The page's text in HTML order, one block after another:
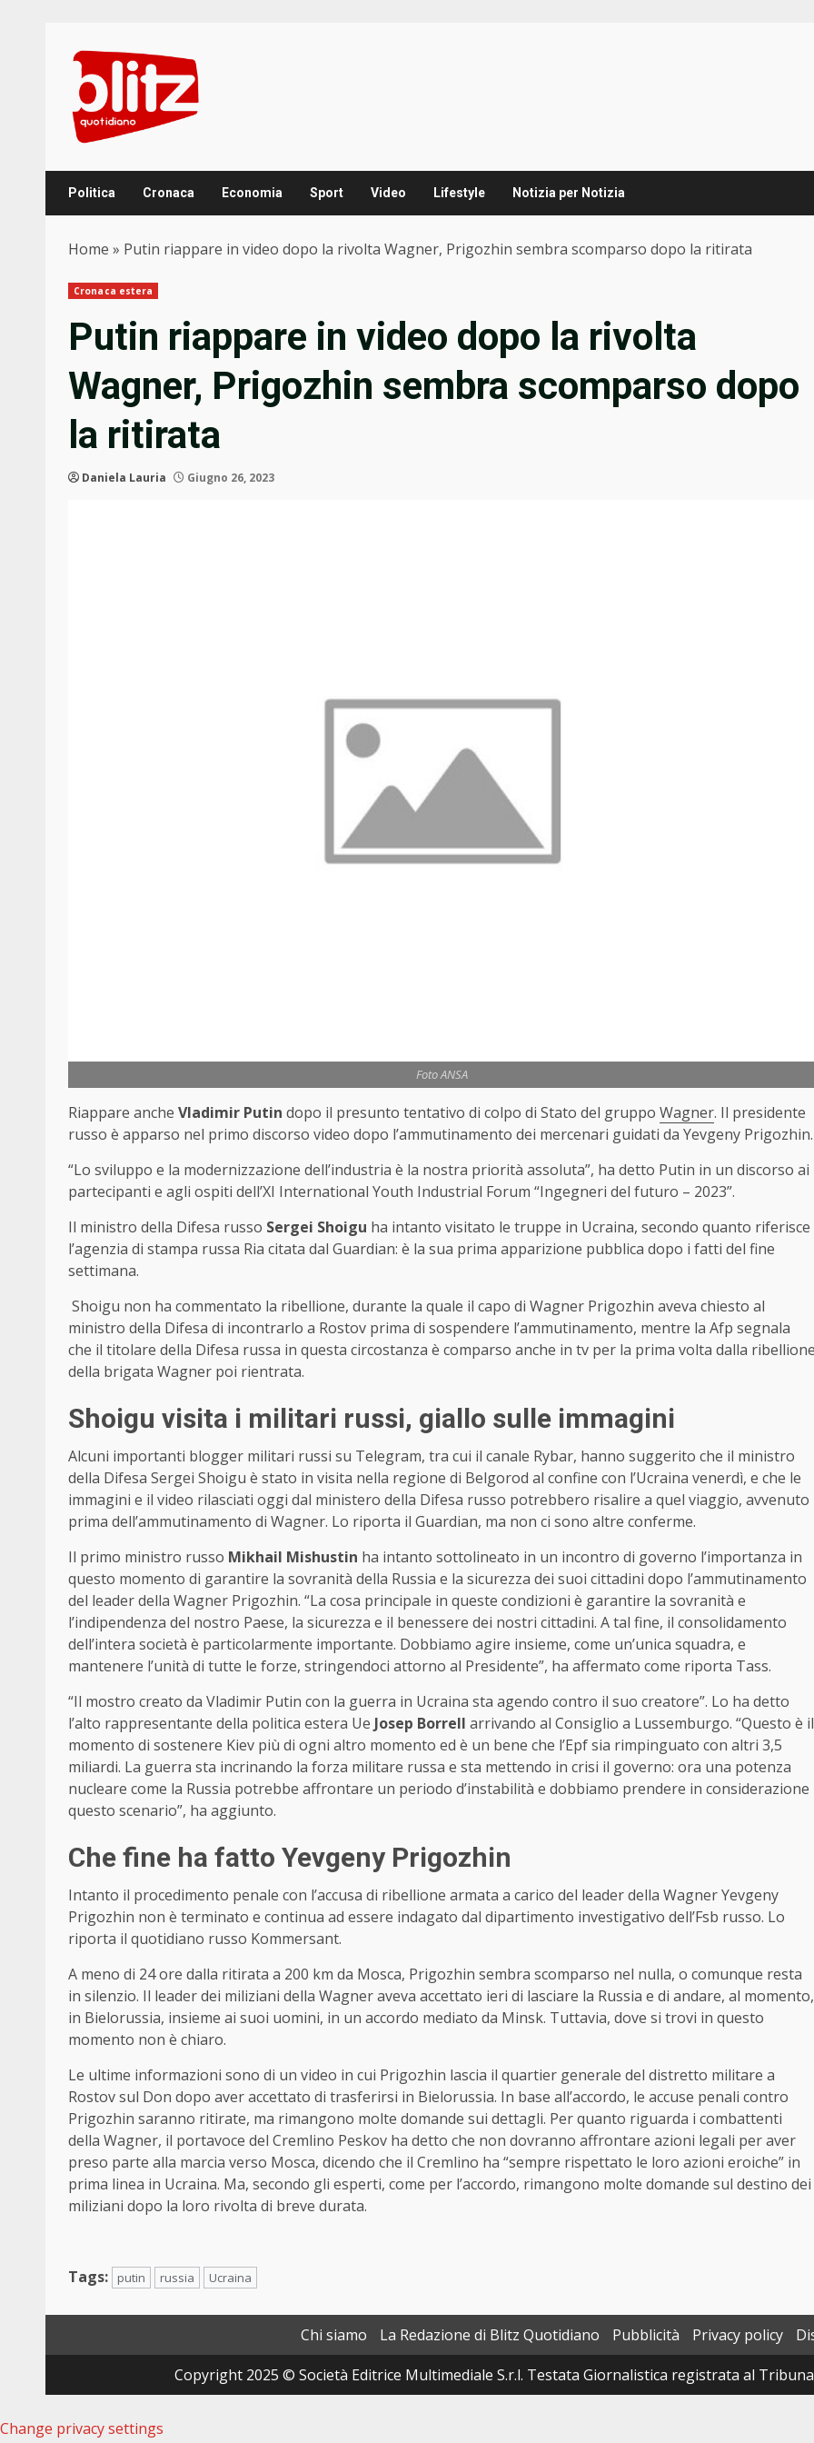
content
Politica Cronaca Economia Sport Video Lifestyle Notizia per Notizia
Home » Putin riappare in video dopo la rivolta Wagner, Prigozhin sembra scomparso dopo la ritirata
Cronaca estera
Putin riappare in video dopo la rivolta
Wagner, Prigozhin sembra scomparso dopo
la ritirata
Daniela Lauria Giugno 26, 2023
Foto ANSA
Riappare anche Vladimir Putin dopo il presunto tentativo di colpo di Stato del gruppo Wagner. Il presidente
russo è apparso nel primo discorso video dopo l’ammutinamento dei mercenari guidati da Yevgeny Prigozhin.
“Lo sviluppo e la modernizzazione dell’industria è la nostra priorità assoluta”, ha detto Putin in un discorso ai
partecipanti e agli ospiti dell’XI International Youth Industrial Forum “Ingegneri del futuro – 2023”.
Il ministro della Difesa russo Sergei Shoigu ha intanto visitato le truppe in Ucraina, secondo quanto riferisce
l’agenzia di stampa russa Ria citata dal Guardian: è la sua prima apparizione pubblica dopo i fatti del fine
settimana.
Shoigu non ha commentato la ribellione, durante la quale il capo di Wagner Prigozhin aveva chiesto al
ministro della Difesa di incontrarlo a Rostov prima di sospendere l’ammutinamento, mentre la Afp segnala
che il titolare della Difesa russa in questa circostanza è comparso anche in tv per la prima volta dalla
della brigata Wagner poi rientrata.
Shoigu visita i militari russi, giallo sulle immagini
Alcuni importanti blogger militari russi su Telegram, tra cui il canale Rybar, hanno suggerito che il ministro
della Difesa Sergei Shoigu è stato in visita nella regione di Belgorod al confine con l’Ucraina venerdì, e che le
immagini e il video rilasciati oggi dal ministero della Difesa russo potrebbero risalire a quel viaggio, avvenuto
prima dell’ammutinamento di Wagner. Lo riporta il Guardian, ma non ci sono altre conferme.
Il primo ministro russo Mikhail Mishustin ha intanto sottolineato in un incontro di governo l’importanza in
questo momento di garantire la sovranità della Russia e la sicurezza dei suoi cittadini dopo l’ammutinamento
del leader della Wagner Prigozhin. “La cosa principale in queste condizioni è garantire la sovranità e
l’indipendenza del nostro Paese, la sicurezza e il benessere dei nostri cittadini. A tal fine, il consolidamento
dell’intera società è particolarmente importante. Dobbiamo agire insieme, come un’unica squadra, e
mantenere l’unità di tutte le forze, stringendoci attorno al Presidente”, ha affermato come riporta Tass.
“Il mostro creato da Vladimir Putin con la guerra in Ucraina sta agendo contro il suo creatore”. Lo ha detto
l’alto rappresentante della politica estera Ue Josep Borrell arrivando al Consiglio a Lussemburgo. “Questo è il
momento di sostenere Kiev più di ogni altro momento ed è un bene che l’Epf sia rimpinguato con altri 3,5
miliardi. La guerra sta incrinando la forza militare russa e sta mettendo in crisi il governo: ora una potenza
nucleare come la Russia potrebbe affrontare un periodo d’instabilità e dobbiamo prendere in considerazione
questo scenario”, ha aggiunto.
Che fine ha fatto Yevgeny Prigozhin
Intanto il procedimento penale con l’accusa di ribellione armata a carico del leader della Wagner Yevgeny
Prigozhin non è terminato e continua ad essere indagato dal dipartimento investigativo dell’Fsb russo. Lo
riporta il quotidiano russo Kommersant.
A meno di 24 ore dalla ritirata a 200 km da Mosca, Prigozhin sembra scomparso nel nulla, o comunque resta
in silenzio. Il leader dei miliziani della Wagner aveva accettato ieri di lasciare la Russia e di andare, al momento,
in Bielorussia, insieme ai suoi uomini, in un accordo mediato da Minsk. Tuttavia, dove si trovi in questo
momento non è chiaro.
Le ultime informazioni sono di un video in cui Prigozhin lascia il quartier generale del distretto militare a
Rostov sul Don dopo aver accettato di trasferirsi in Bielorussia. In base all’accordo, le accuse penali contro
Prigozhin saranno ritirate, ma rimangono molte domande sui dettagli. Per quanto riguarda i combattenti
della Wagner, il portavoce del Cremlino Peskov ha detto che non dovranno affrontare azioni legali per aver
preso parte alla marcia verso Mosca, dicendo che il Cremlino ha “sempre rispettato le loro azioni eroiche” in
prima linea in Ucraina. Ma, secondo gli esperti, come per l’accordo, rimangono molte domande sul destino dei
miliziani dopo la loro rivolta di breve durata.
Tags: putin russia Ucraina
Chi siamo La Redazione di Blitz Quotidiano Pubblicità Privacy policy
Copyright 2025 © Società Editrice Multimediale S.r.l. Testata Giornalistica registrata al
Change privacy settings